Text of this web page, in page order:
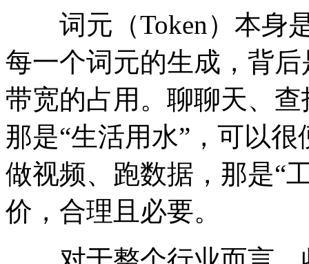
词元（Token）本身
每一个词元的生成，背
带宽的占用。聊聊天、
那是“生活用水”，可以
做视频、跑数据，那是“
价，合理且必要。